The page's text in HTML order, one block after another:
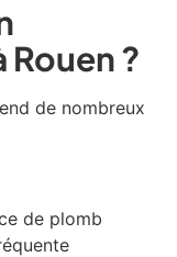
?
de nombreux
de plomb